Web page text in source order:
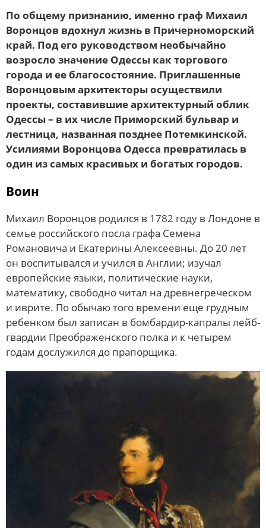
По общему признанию, именно граф Михаил
Воронцов вдохнул жизнь в Причерноморский
край. Под его руководством необычайно
возросло значение Одессы как торгового
города и ее благосостояние. Приглашенные
Воронцовым архитекторы осуществили
проекты, составившие архитектурный облик
Одессы – в их числе Приморский бульвар и
лестница, названная позднее Потемкинской.
Усилиями Воронцова Одесса превратилась в
один из самых красивых и богатых городов.
Воин
Михаил Воронцов родился в 1782 году в Лондоне в
семье российского посла графа Семена
Романовича и Екатерины Алексеевны. До 20 лет
он воспитывался и учился в Англии; изучал
европейские языки, политические науки,
математику, свободно читал на древнегреческом
и иврите. По обычаю того времени еще грудным
ребенком был записан в бомбардир-капралы лейб-
гвардии Преображенского полка и к четырем
годам дослужился до прапорщика.